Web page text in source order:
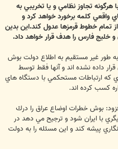
تجاوز نظامي و يا تخريبي به
واقعي كلمه برخورد خواهد كرد و
تمام خطوط قرمزها عدول كند.اين بدين
و خليج فارس را هدف قرار خواهد داد.
طور غير مستقيم به اطلاع دولت بوش
داده نشده اند و آنها فقط توسط
كه ارتباطات مستحكمي با دستگاه هاي
كسب كرده اند.
بوش خطرات اوضاع عراق را درك
با ايران شود و ترجيح مي دهد در
پيشه كند و اين مسئله را به دولت